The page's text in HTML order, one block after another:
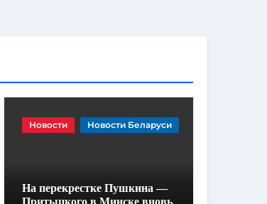
Новости Новости Беларуси
На перекрестке Пушкина —
Притыцкого в Минске вновь